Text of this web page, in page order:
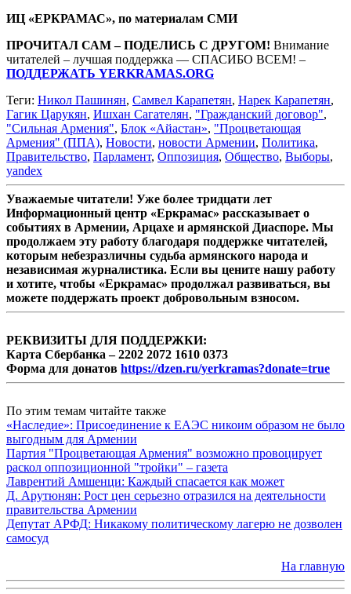
ИЦ «ЕРКРАМАС», по материалам СМИ
ПРОЧИТАЛ САМ – ПОДЕЛИСЬ С ДРУГОМ! Внимание
читателей – лучшая поддержка — СПАСИБО ВСЕМ! –
ПОДДЕРЖАТЬ YERKRAMAS.ORG
Теги: Никол Пашинян, Самвел Карапетян, Нарек Карапетян,
Гагик Царукян, Ишхан Сагателян, "Гражданский договор",
"Сильная Армения", Блок «Айастан», "Процветающая
Армения" (ППА), Новости, новости Армении, Политика,
Правительство, Парламент, Оппозиция, Общество, Выборы,
yandex
Уважаемые читатели! Уже более тридцати лет
Информационный центр «Еркрамас» рассказывает о
событиях в Армении, Арцахе и армянской Диаспоре. Мы
продолжаем эту работу благодаря поддержке читателей,
которым небезразличны судьба армянского народа и
независимая журналистика. Если вы цените нашу работу
и хотите, чтобы «Еркрамас» продолжал развиваться, вы
можете поддержать проект добровольным взносом.
РЕКВИЗИТЫ ДЛЯ ПОДДЕРЖКИ:
Карта Сбербанка – 2202 2072 1610 0373
Форма для донатов https://dzen.ru/yerkramas?donate=true
По этим темам читайте также
«Наследие»: Присоединение к ЕАЭС никоим образом не было
выгодным для Армении
Партия "Процветающая Армения" возможно провоцирует
раскол оппозиционной "тройки" – газета
Лаврентий Амшенци: Каждый спасается как может
Д. Арутюнян: Рост цен серьезно отразился на деятельности
правительства Армении
Депутат АРФД: Никакому политическому лагерю не дозволен
самосуд
На главную